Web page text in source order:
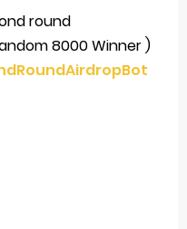
round
8000 Winner )